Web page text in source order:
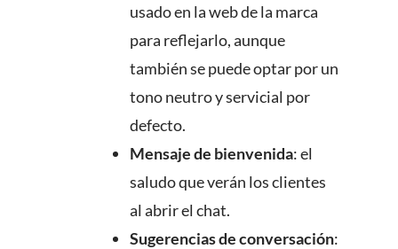
usado en la web de la marca
para reflejarlo, aunque
también se puede optar por un
tono neutro y servicial por
defecto.
Mensaje de bienvenida: el
saludo que verán los clientes
al abrir el chat.
Sugerencias de conversación: